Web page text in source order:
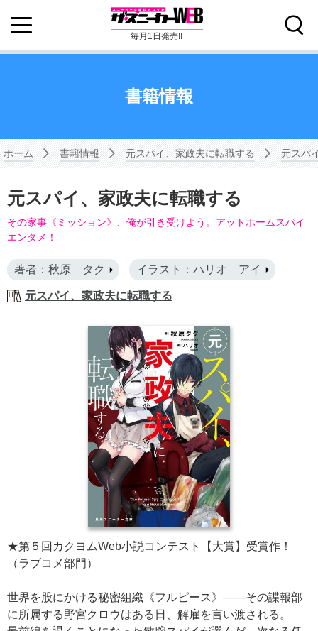
毎月1日発売!!
書籍情報
ホーム 書籍情報 元スパイ、家政夫に転職する 元スパ
元スパイ、家政夫に転職する
その家事《ミッション》、俺が引き受けよう。アットホームスパイ
エンタメ！
著者：秋原 タク イラスト：ハリオ アイ
元スパイ、家政夫に転職する
★第５回カクヨムWeb小説コンテスト【大賞】受賞作！
（ラブコメ部門）
世界を股にかける秘密組織《フルピース》――その諜報部
に所属する野宮クロウはある日、解雇を言い渡される。